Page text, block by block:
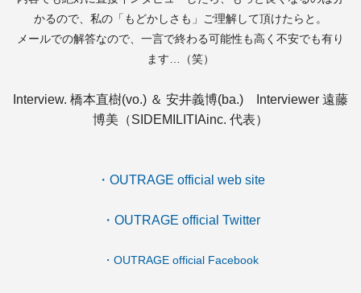
かるので、私の「もどかしさも」ご理解して頂けたらと。
メールでの解答なので、一言で終わる可能性も高く不安でも有り
ます… （笑）
Interview. 橋本直樹(vo.) ＆ 安井義博(ba.) Interviewer 遠藤
博美（SIDEMILITIAinc. 代表）
・OUTRAGE official web site
・OUTRAGE official Twitter
・OUTRAGE official Facebook